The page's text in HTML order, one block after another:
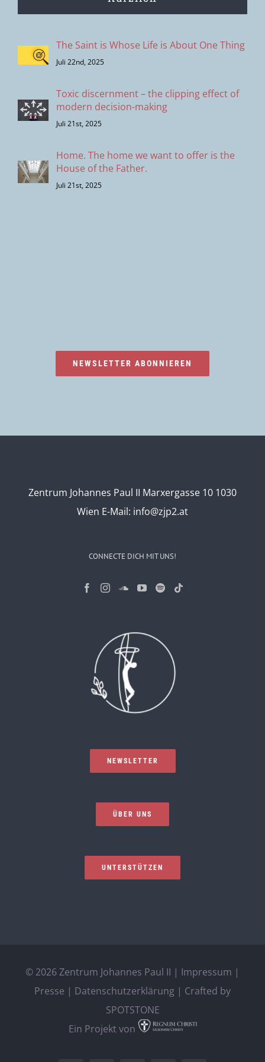
The Saint is Whose Life is About One Thing
Juli 22nd, 2025
Toxic discernment – the clipping effect of
modern decision-making
Juli 21st, 2025
Home. The home we want to offer is the
House of the Father.
Juli 21st, 2025
NEWSLETTER ABONNIEREN
Zentrum Johannes Paul II Marxergasse 10 1030
Wien E-Mail: info@zjp2.at
CONNECTE DICH MIT UNS!
NEWSLETTER
ÜBER UNS
UNTERSTÜTZEN
© 2026 Zentrum Johannes Paul II | Impressum |
Presse | Datenschutzerklärung | Crafted by
SPOTSTONE
Ein Projekt von